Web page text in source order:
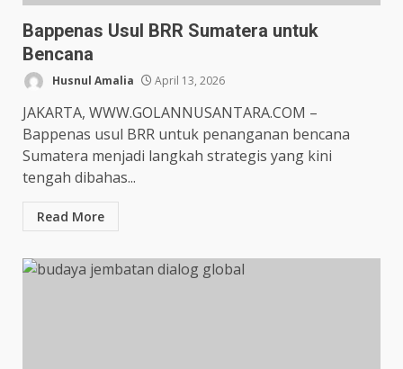
Bappenas Usul BRR Sumatera untuk
Bencana
Husnul Amalia April 13, 2026
JAKARTA, WWW.GOLANNUSANTARA.COM –
Bappenas usul BRR untuk penanganan bencana
Sumatera menjadi langkah strategis yang kini
tengah dibahas...
Read More